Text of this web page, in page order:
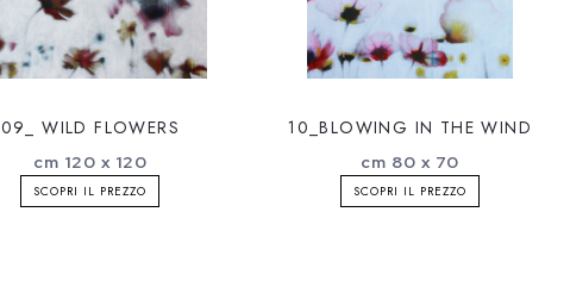
09_ WILD FLOWERS
cm 120 x 120
SCOPRI IL PREZZO
10_BLOWING IN THE WIND
cm 80 x 70
SCOPRI IL PREZZO